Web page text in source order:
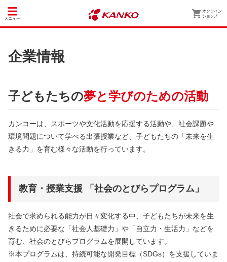
企業情報
子どもたちの夢と学びのための活動
カンコーは、スポーツや文化活動を応援する活動や、社会課題や
環境問題について学べる出張授業など、子どもたちの「未来を生
きる力」を育む様々な活動を行っています。
教育・授業支援 「社会のとびらプログラム」
社会で求められる能力が日々変化する中、子どもたちが未来を生
きるために必要な「社会人基礎力」や「自立力・生活力」などを
育む、社会のとびらプログラムを展開しています。
※本プログラムは、持続可能な開発目標（SDGs）を支援していま